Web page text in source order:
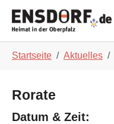
Startseite Aktuelles
Rorate
Datum & Zeit: